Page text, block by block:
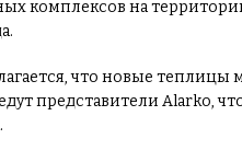
комплексов на
что новые теплицы
представители Alarko,